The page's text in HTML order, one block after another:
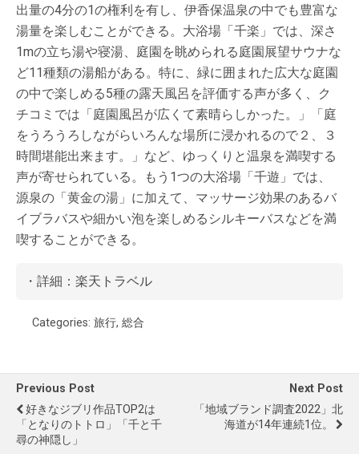
出量の4分の1の権利を有し、伊香保温泉の中でも豊富な
湯量を楽しむことができる。大浴場「千楽」では、深さ
1mの立ち湯や寝湯、庭園を眺められる庭園展望サウナな
ど11種類の湯船がある。特に、緑に囲まれた広大な庭園
の中で楽しめる5種の露天風呂を評価する声が多く、ク
チコミでは「庭園風呂が広くて素晴らしかった。」「庭
をうろうろしながらいろんな場所に浸かれるので２、３
時間堪能出来ます。」など、ゆっくりと温泉を満喫する
声が寄せられている。もう1つの大浴場「千遊」では、
源泉の「黄金の湯」に加えて、マッサージ効果のあるバ
イブラバスや細かい泡を楽しめるシルキーバスなどを満
喫することができる。
・詳細： 楽天トラベル
Categories: 旅行, 総合
Previous Post
好きなジブリ作品TOP2は
「となりのトトロ」「千と千
尋の神隠し」
Next Post
「地域ブランド調査2022」北
海道が14年連続1位。